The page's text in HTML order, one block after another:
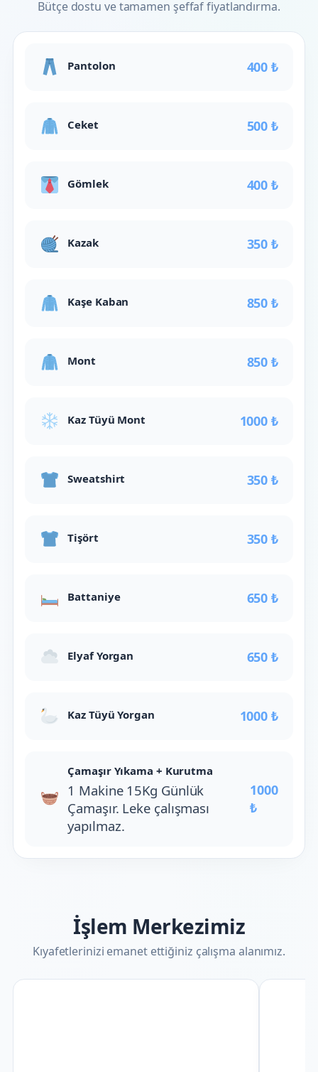
Bütçe dostu ve tamamen şeffaf fiyatlandırma.
Pantolon 400 ₺
Ceket 500 ₺
Gömlek 400 ₺
Kazak 350 ₺
Kaşe Kaban 850 ₺
Mont 850 ₺
Kaz Tüyü Mont 1000 ₺
Sweatshirt 350 ₺
Tişört 350 ₺
Battaniye 650 ₺
Elyaf Yorgan 650 ₺
Kaz Tüyü Yorgan 1000 ₺
Çamaşır Yıkama + Kurutma
1 Makine 15Kg Günlük
Çamaşır. Leke çalışması
yapılmaz.
1000
₺
İşlem Merkezimiz
Kıyafetlerinizi emanet ettiğiniz çalışma alanımız.